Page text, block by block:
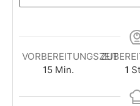
VORBEREITUNGSZEIT
15 Min.
1